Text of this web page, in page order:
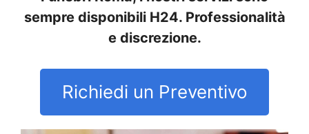
sempre disponibili H24. Professionalità
e discrezione.
Richiedi un Preventivo